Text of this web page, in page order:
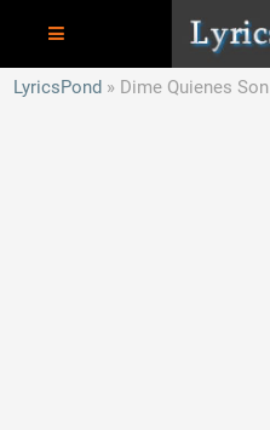
LyricsPond
Dime Quienes Son